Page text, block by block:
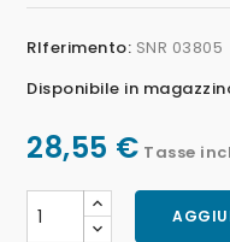
RIferimento: SNR 03805
Disponibile in
28,55 € Tasse